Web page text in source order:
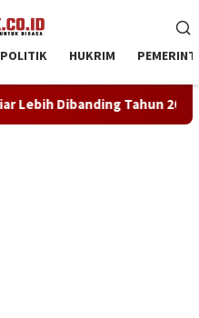
POLITIK HUKRIM
Tahun 2024